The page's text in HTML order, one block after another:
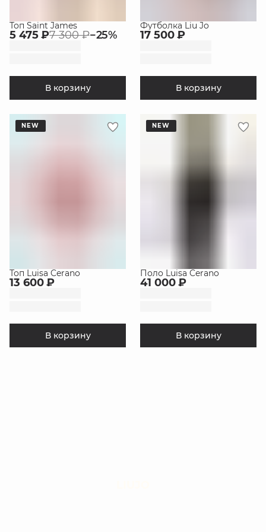
Топ Saint James
5 475 ₽7 300 ₽−25%
В корзину
Футболка Liu Jo
17 500 ₽
В корзину
NEW
Топ Luisa Cerano
13 600 ₽
В корзину
NEW
Поло Luisa Cerano
41 000 ₽
В корзину